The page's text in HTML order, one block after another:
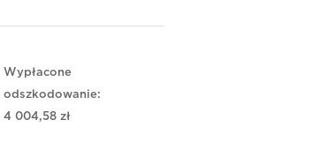
Wypłacone
odszkodowanie:
4 004,58 zł